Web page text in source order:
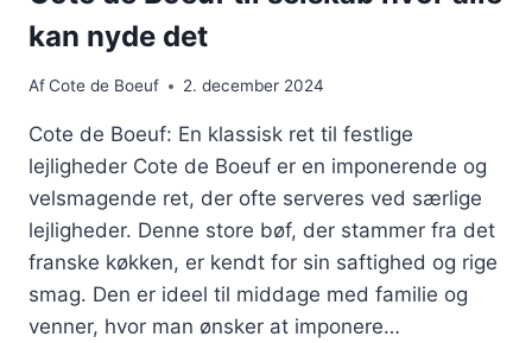
kan nyde det
AfCote de Boeuf 2. december 2024
Cote de Boeuf: En klassisk ret til festlige
lejligheder Cote de Boeuf er en imponerende og
velsmagende ret, der ofte serveres ved særlige
lejligheder. Denne store bøf, der stammer fra det
franske køkken, er kendt for sin saftighed og rige
smag. Den er ideel til middage med familie og
venner, hvor man ønsker at imponere…